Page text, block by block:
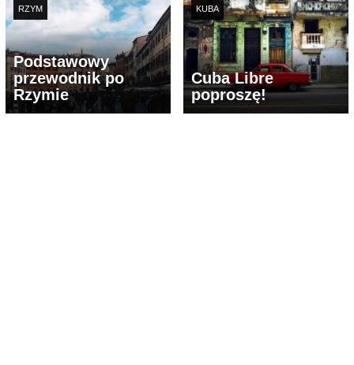
RZYM
Podstawowy
przewodnik po
Rzymie
KUBA
Cuba Libre
poproszę!